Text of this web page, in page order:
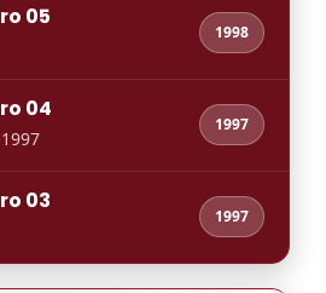
05
1998
04
1997
03
1997